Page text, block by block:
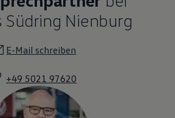
Südring Nienburg
E-Mail schreiben
+49 5021 97620